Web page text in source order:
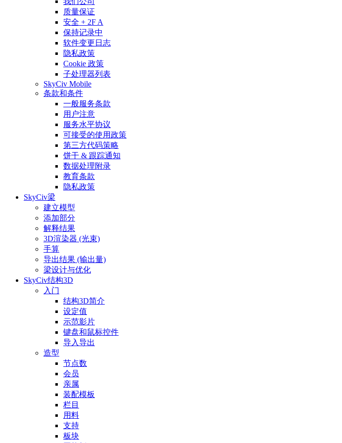
质量保证
安全 + 2F A
保持记录中
软件变更日志
隐私政策
Cookie 政策
子处理器列表
SkyCiv Mobile
条款和条件
一般服务条款
用户注意
服务水平协议
可接受的使用政策
第三方代码策略
饼干 & 跟踪通知
数据处理附录
教育条款
隐私政策
SkyCiv梁
建立模型
添加部分
解释结果
3D渲染器 (光束)
手算
导出结果 (输出量)
梁设计与优化
SkyCiv结构3D
入门
结构3D简介
设定值
示范影片
键盘和鼠标控件
导入导出
造型
节点数
会员
亲属
装配模板
栏目
用料
支持
板块